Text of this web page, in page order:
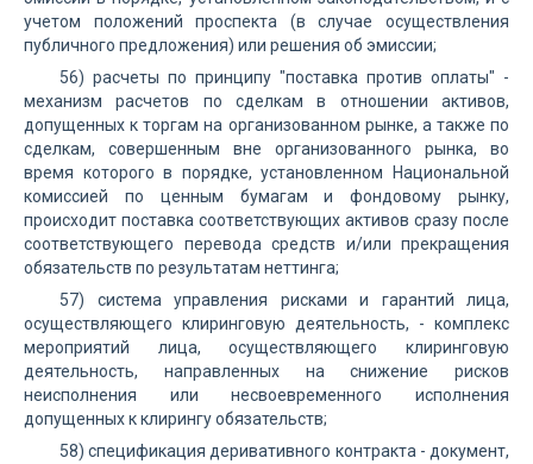
учетом положений проспекта (в случае осуществления
публичного предложения) или решения об эмиссии;
56) расчеты по принципу "поставка против оплаты" -
механизм расчетов по сделкам в отношении активов,
допущенных к торгам на организованном рынке, а также по
сделкам, совершенным вне организованного рынка, во
время которого в порядке, установленном Национальной
комиссией по ценным бумагам и фондовому рынку,
происходит поставка соответствующих активов сразу после
соответствующего перевода средств и/или прекращения
обязательств по результатам неттинга;
57) система управления рисками и гарантий лица,
осуществляющего клиринговую деятельность, - комплекс
мероприятий лица, осуществляющего клиринговую
деятельность, направленных на снижение рисков
неисполнения или несвоевременного исполнения
допущенных к клирингу обязательств;
58) спецификация деривативного контракта - документ,